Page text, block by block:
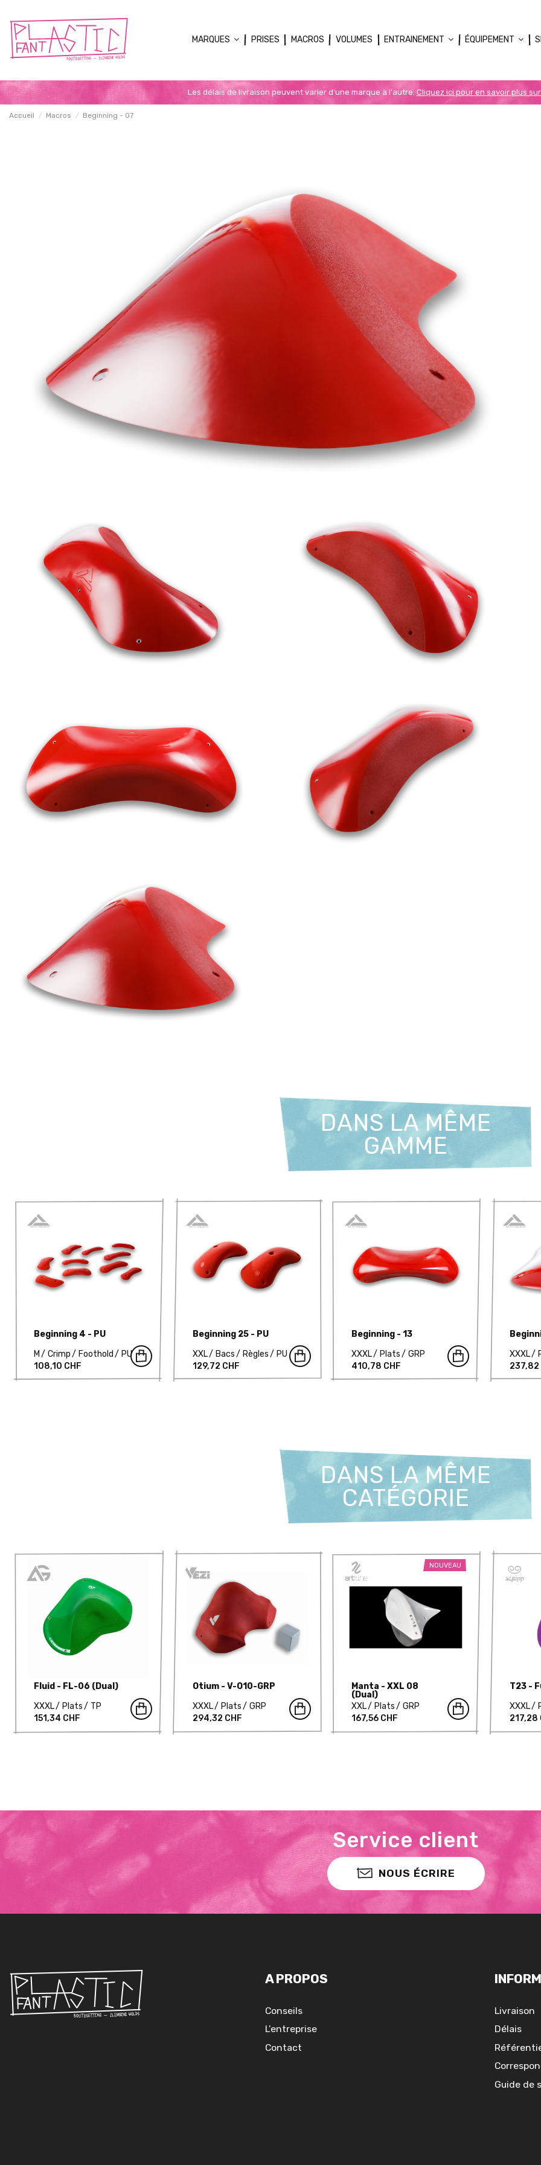
MARQUES PRISES MACROS VOLUMES ENTRAINEMENT ÉQUIPEMENT
Les délais de livraison peuvent varier d'une marque à l'autre. Cliquez ici pour en savoir plus
Accueil Macros Beginning - 07
DANS LA MÊME
GAMME
Beginning 4 - PU
M
Crimp Foothold
PU
108,10 CHF
Beginning 25 - PU
XXL
Bacs Règles
PU
129,72 CHF
Beginning - 13
XXXL
Plats
GRP
410,78 CHF
XXXL
237,82
DANS LA MÊME
CATÉGORIE
Fluid - FL-06 (Dual)
XXXL
Plats
TP
151,34 CHF
Otium - V-O10-GRP
XXXL
Plats
GRP
294,32 CHF
NOUVEAU
Manta - XXL 08
(Dual)
XXL
Plats
GRP
167,56 CHF
T23 -
XXXL
217,28
Service client
NOUS ÉCRIRE
A PROPOS
Conseils
L'entreprise
Contact
Livraison
Délais
Guide de